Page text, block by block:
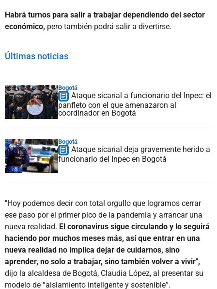
Habrá turnos para salir a trabajar dependiendo del sector
económico, pero también podrá salir a divertirse.
Últimas noticias
Bogotá
Ataque sicarial a funcionario del Inpec: el
panfleto con el que amenazaron al
coordinador en Bogotá
Bogotá
Ataque sicarial deja gravemente herido a
funcionario del Inpec en Bogotá
"Hoy podemos decir con total orgullo que logramos cerrar
ese paso por el primer pico de la pandemia y arrancar una
nueva realidad. El coronavirus sigue circulando y lo seguirá
haciendo por muchos meses más, así que entrar en una
nueva realidad no implica dejar de cuidarnos, sino
aprender, no solo a trabajar, sino también volver a vivir",
dijo la alcaldesa de Bogotá, Claudia López, al presentar su
modelo de “aislamiento inteligente y sostenible”.